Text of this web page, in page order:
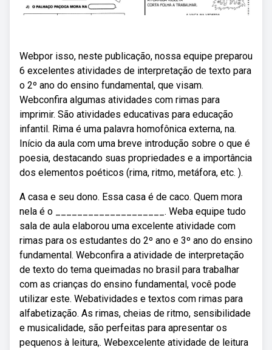
Webpor isso, neste publicação, nossa equipe preparou
6 excelentes atividades de interpretação de texto para
o 2º ano do ensino fundamental, que visam.
Webconfira algumas atividades com rimas para
imprimir. São atividades educativas para educação
infantil. Rima é uma palavra homofônica externa, na.
Início da aula com uma breve introdução sobre o que é
poesia, destacando suas propriedades e a importância
dos elementos poéticos (rima, ritmo, metáfora, etc. ).
A casa e seu dono. Essa casa é de caco. Quem mora
nela é o ____________________. Weba equipe tudo
sala de aula elaborou uma excelente atividade com
rimas para os estudantes do 2º ano e 3º ano do ensino
fundamental. Webconfira a atividade de interpretação
de texto do tema queimadas no brasil para trabalhar
com as crianças do ensino fundamental, você pode
utilizar este. Webatividades e textos com rimas para
alfabetização. As rimas, cheias de ritmo, sensibilidade
e musicalidade, são perfeitas para apresentar os
pequenos à leitura,. Webexcelente atividade de leitura